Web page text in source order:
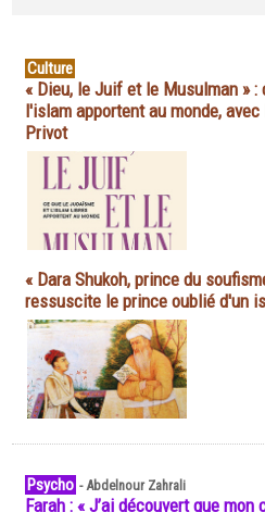
Culture
« Dieu, le Juif et le Musulman »
l'islam apportent au monde,
Privot
« Dara Shukoh, prince du
ressuscite le prince oublié d'un
Psycho -Abdelnour Zahrali
Farah : « J’ai découvert que